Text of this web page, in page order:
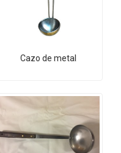
Cazo de metal